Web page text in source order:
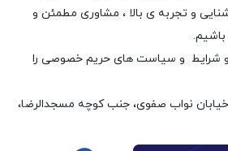
و تجربه ی بالا ، مشاوری مطمئن و
شرایط و سیاست های حریم خصوصی را
نواب صفوی، جنب کوچه مسجدالرضا،